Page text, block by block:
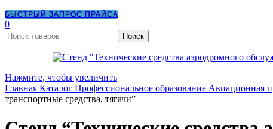
БЫСТРЫЙ ЗАПРОС ПРАЙСА
0
Поиск
Нажмите, чтобы увеличить
Главная Каталог Профессиональное образование Авиационная
транспортные средства, тягачи”